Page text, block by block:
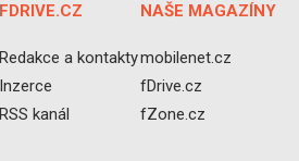
FDRIVE.CZ
Redakce a kontakty
Inzerce
RSS kanál
NAŠE MAGAZÍNY
mobilenet.cz
fDrive.cz
fZone.cz